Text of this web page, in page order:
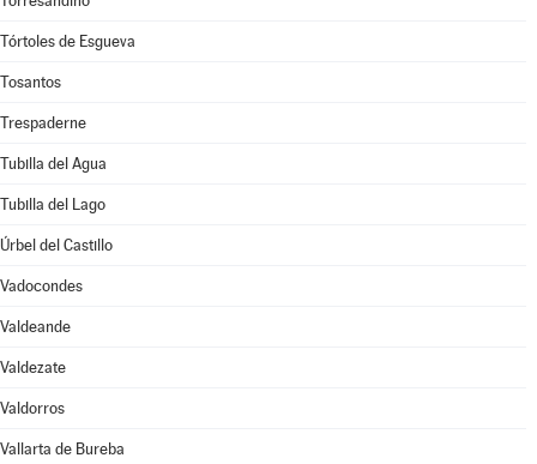
Tórtoles de Esgueva
Tosantos
Trespaderne
Tubilla del Agua
Tubilla del Lago
Úrbel del Castillo
Vadocondes
Valdeande
Valdezate
Valdorros
Vallarta de Bureba